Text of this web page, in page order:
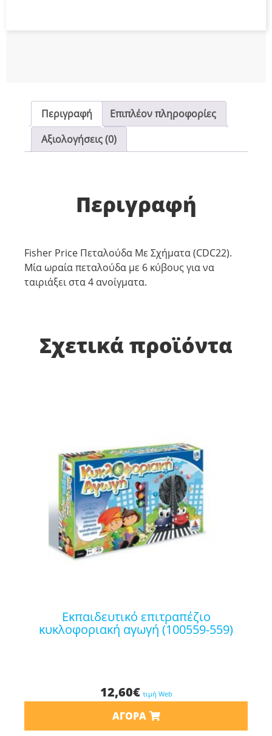
Περιγραφή
Επιπλέον πληροφορίες
Αξιολογήσεις (0)
Περιγραφή
Fisher Price Πεταλούδα Με Σχήματα (CDC22).
Μία ωραία πεταλούδα με 6 κύβους για να
ταιριάξει στα 4 ανοίγματα.
Σχετικά προϊόντα
εκπαιδευτικό επιτραπέζιο
κυκλοφοριακή αγωγή (100559-559)
12,60€ τιμή Web
ΑΓΟΡΆ